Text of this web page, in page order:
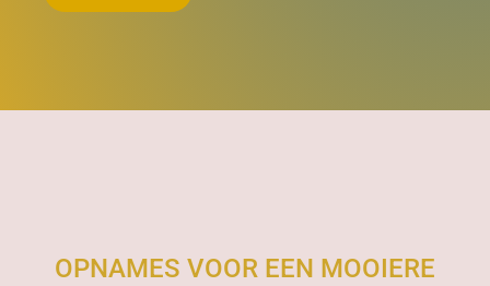
OPNAMES VOOR EEN MOOIERE